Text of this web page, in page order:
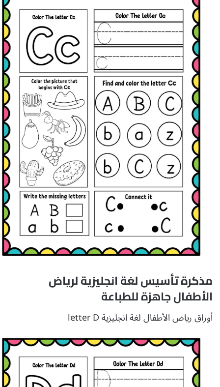
مذكرة تأسيس لغة انجليزية لرياض
الأطفال جاهزة للطباعة
أوراق رياض الأطفال لغة انجليزية letter D